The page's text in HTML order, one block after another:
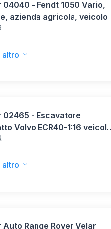
04040 - Fendt 1050 Vario,
azienda agricola, veicolo
altro
02465 - Escavatore
Volvo ECR40-1:16 veicolo
cantiere, pala
giocattolo
altro
Auto Range Rover Velar